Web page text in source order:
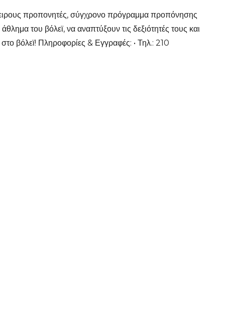
προπονητές, σύγχρονο πρόγραμμα προπόνησης
του βόλεϊ, να αναπτύξουν τις δεξιότητές τους και
στο βόλεϊ! Πληροφορίες & Εγγραφές: • Τηλ.: 210